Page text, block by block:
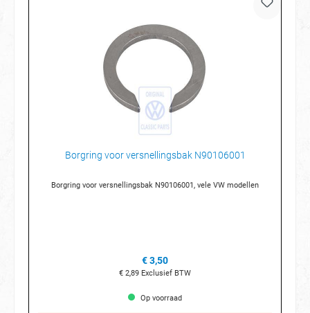
Borgring voor versnellingsbak N90106001
Borgring voor versnellingsbak N90106001, vele VW modellen
€ 3,50
€ 2,89 Exclusief BTW
Op voorraad